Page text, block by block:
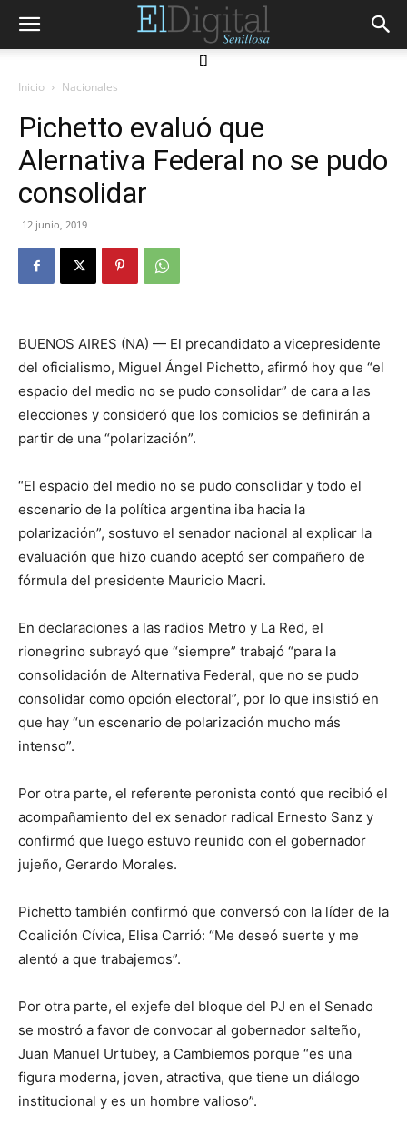
[]
Inicio Nacionales
Pichetto evaluó que
Alernativa Federal no se pudo
consolidar
12 junio, 2019
BUENOS AIRES (NA) — El precandidato a vicepresidente
del oficialismo, Miguel Ángel Pichetto, afirmó hoy que “el
espacio del medio no se pudo consolidar” de cara a las
elecciones y consideró que los comicios se definirán a
partir de una “polarización”.
“El espacio del medio no se pudo consolidar y todo el
escenario de la política argentina iba hacia la
polarización”, sostuvo el senador nacional al explicar la
evaluación que hizo cuando aceptó ser compañero de
fórmula del presidente Mauricio Macri.
En declaraciones a las radios Metro y La Red, el
rionegrino subrayó que “siempre” trabajó “para la
consolidación de Alternativa Federal, que no se pudo
consolidar como opción electoral”, por lo que insistió en
que hay “un escenario de polarización mucho más
intenso”.
Por otra parte, el referente peronista contó que recibió el
acompañamiento del ex senador radical Ernesto Sanz y
confirmó que luego estuvo reunido con el gobernador
jujeño, Gerardo Morales.
Pichetto también confirmó que conversó con la líder de la
Coalición Cívica, Elisa Carrió: “Me deseó suerte y me
alentó a que trabajemos”.
Por otra parte, el exjefe del bloque del PJ en el Senado
se mostró a favor de convocar al gobernador salteño,
Juan Manuel Urtubey, a Cambiemos porque “es una
figura moderna, joven, atractiva, que tiene un diálogo
institucional y es un hombre valioso”.